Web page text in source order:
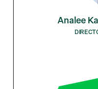
Analee